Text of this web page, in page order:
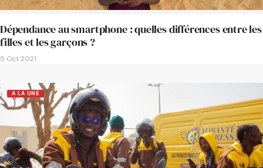
Dépendance au smartphone : quelles différences entre les
filles et les garçons ?
5 Oct 2021
A LA UNE